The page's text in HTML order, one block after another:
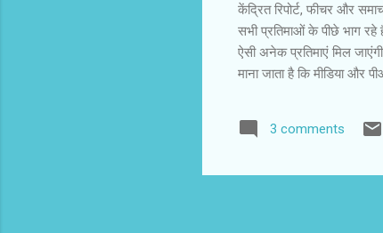
केंद्रित रिपोर्ट, फीचर और
सभी प्रतिमाओं के पीछे भाग
ऐसी अनेक प्रतिमाएं मिल
माना जाता है कि मीडिया और
देखने नहीं गए। फिर आश्चर्य
3 comments